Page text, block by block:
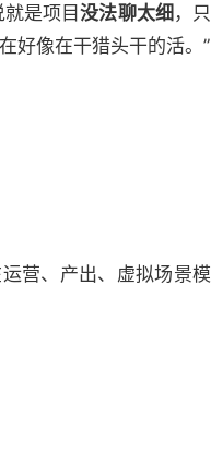
就是项目没法聊太细 ，只
好像在干猎头干的活。”
营、产出、虚拟场景模